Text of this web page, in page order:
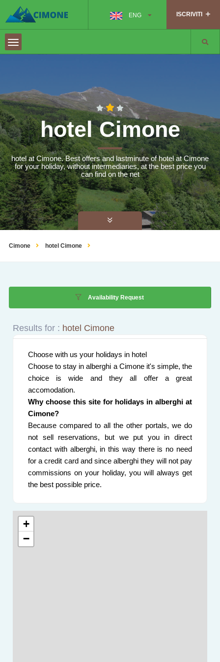
ISCRIVITI
ENG
hotel Cimone
hotel at Cimone. Best offers and lastminute of hotel at Cimone
for your holiday, without intermediaries, at the best price you
can find on the net
Cimone hotel Cimone
Availability Request
Results for : hotel Cimone
Choose with us your holidays in hotel
Choose to stay in alberghi a Cimone it's simple, the
choice is wide and they all offer a great
accomodation.
Why choose this site for holidays in alberghi at
Cimone?
Because compared to all the other portals, we do
not sell reservations, but we put you in direct
contact with alberghi, in this way there is no need
for a credit card and since alberghi they will not pay
commissions on your holiday, you will always get
the best possible price.
+
−